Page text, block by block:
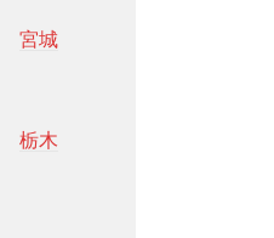
宮城
栃木